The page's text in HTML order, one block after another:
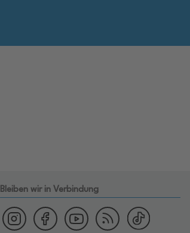
Bleiben wir in Verbindung